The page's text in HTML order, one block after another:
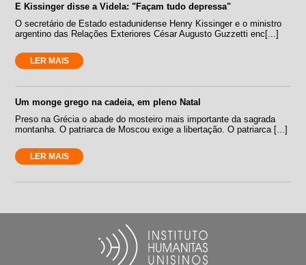
E Kissinger disse a Videla: "Façam tudo depressa"
O secretário de Estado estadunidense Henry Kissinger e o ministro
argentino das Relações Exteriores César Augusto Guzzetti enc[...]
LER MAIS
Um monge grego na cadeia, em pleno Natal
Preso na Grécia o abade do mosteiro mais importante da sagrada
montanha. O patriarca de Moscou exige a libertação. O patriarca [...]
LER MAIS